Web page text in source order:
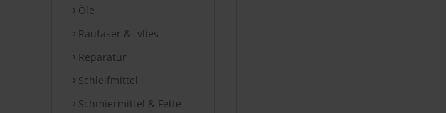
Öle
Raufaser & -vlies
Reparatur
Schleifmittel
Schmiermittel & Fette